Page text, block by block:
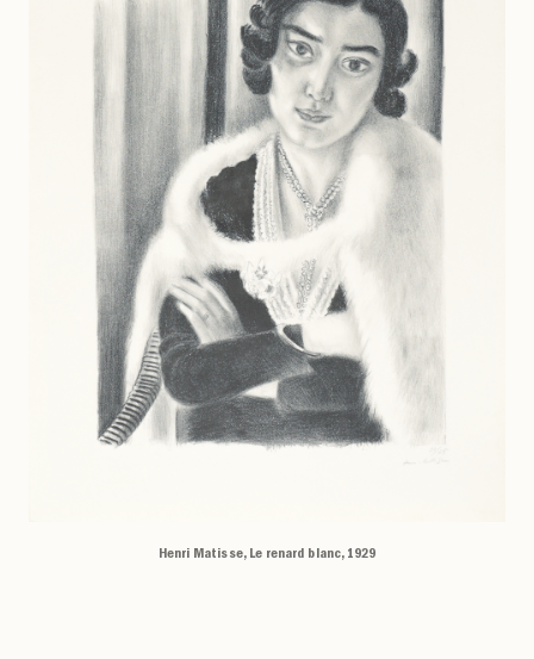
Henri Matisse, Le renard blanc, 1929